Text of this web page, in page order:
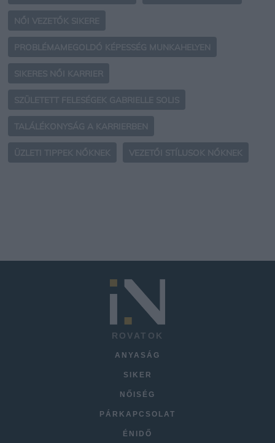
NŐI VEZETŐK SIKERE
PROBLÉMAMEGOLDÓ KÉPESSÉG MUNKAHELYEN
SIKERES NŐI KARRIER
SZÜLETETT FELESÉGEK GABRIELLE SOLIS
TALÁLÉKONYSÁG A KARRIERBEN
ÜZLETI TIPPEK NŐKNEK VEZETŐI STÍLUSOK NŐKNEK
ROVATOK
ANYASÁG
SIKER
NŐISÉG
PÁRKAPCSOLAT
ÉNIDŐ